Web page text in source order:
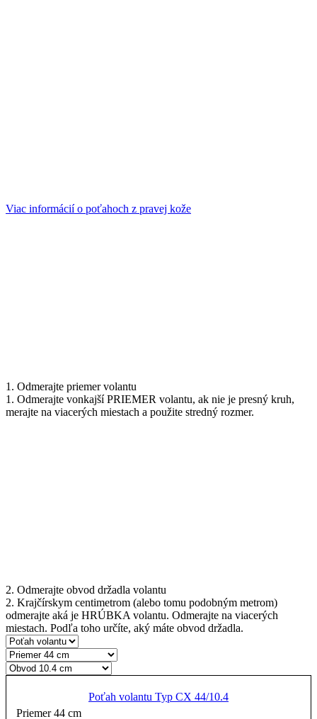
Viac informácií o poťahoch z pravej kože
1. Odmerajte priemer volantu
1. Odmerajte vonkajší PRIEMER volantu, ak nie je presný kruh,
merajte na viacerých miestach a použite stredný rozmer.
2. Odmerajte obvod držadla volantu
2. Krajčírskym centimetrom (alebo tomu podobným metrom)
odmerajte aká je HRÚBKA volantu. Odmerajte na viacerých
miestach. Podľa toho určíte, aký máte obvod držadla.
Poťah volantu Typ CX 44/10.4
Priemer 44 cm